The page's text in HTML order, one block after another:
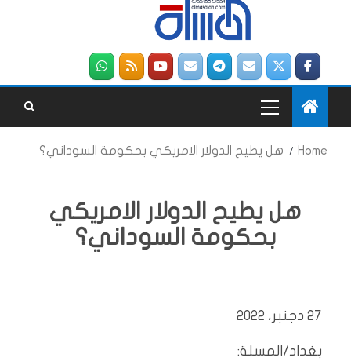
Home هل يطيح الدولار الامريكي بحكومة السوداني؟
هل يطيح الدولار الامريكي
بحكومة السوداني؟
27 دجنبر، 2022
بغداد/المسلة: